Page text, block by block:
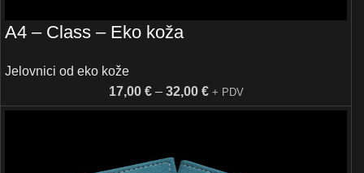
A4 – Class – Eko koža
Jelovnici od eko kože
17,00 € – 32,00 € + PDV